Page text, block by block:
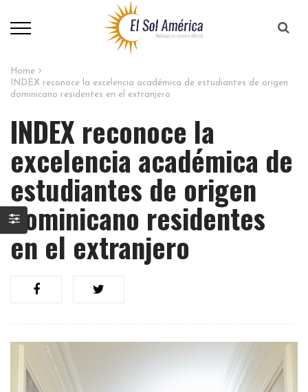
Home
INDEX reconoce la excelencia académica de estudiantes de origen
dominicano residentes en el extranjero
INDEX reconoce la
excelencia académica de
estudiantes de origen
dominicano residentes
en el extranjero